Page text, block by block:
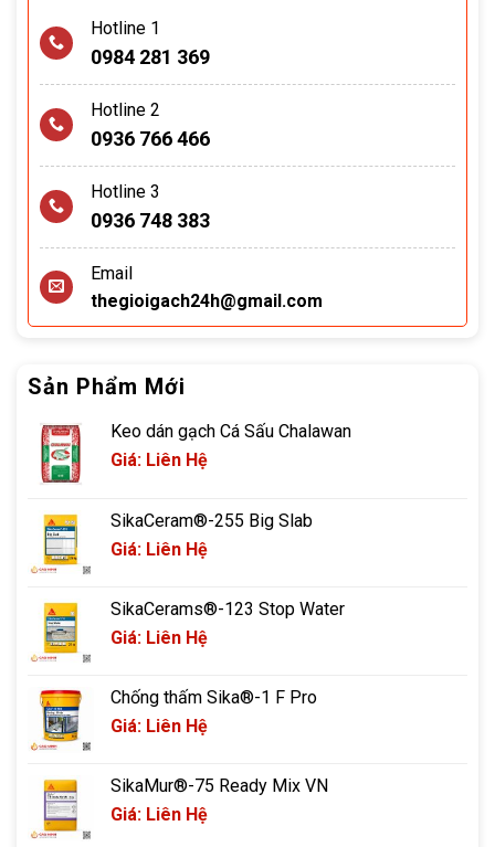
Hotline 1
0984 281 369
Hotline 2
0936 766 466
Hotline 3
0936 748 383
Email
thegioigach24h@gmail.com
Sản Phẩm Mới
Keo dán gạch Cá Sấu Chalawan
Giá: Liên Hệ
SikaCeram®-255 Big Slab
Giá: Liên Hệ
SikaCerams®-123 Stop Water
Giá: Liên Hệ
Chống thấm Sika®-1 F Pro
Giá: Liên Hệ
SikaMur®-75 Ready Mix VN
Giá: Liên Hệ